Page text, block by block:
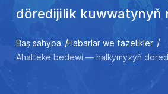
döredijilik kuwwatynyň
Baş sahypa
Habarlar we täzelikler
Ahalteke bedewi — halkymyzyň